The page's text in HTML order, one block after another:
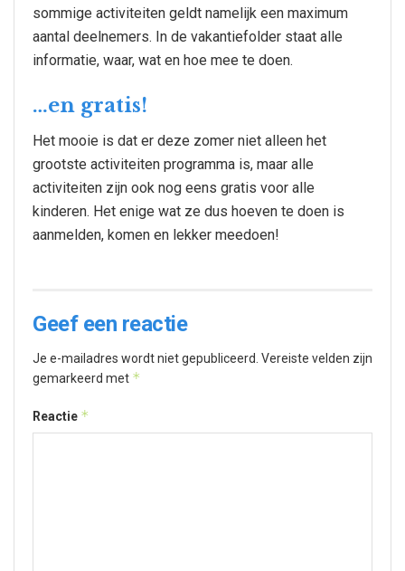
sommige activiteiten geldt namelijk een maximum
aantal deelnemers. In de vakantiefolder staat alle
informatie, waar, wat en hoe mee te doen.
…en gratis!
Het mooie is dat er deze zomer niet alleen het
grootste activiteiten programma is, maar alle
activiteiten zijn ook nog eens gratis voor alle
kinderen. Het enige wat ze dus hoeven te doen is
aanmelden, komen en lekker meedoen!
Geef een reactie
Je e-mailadres wordt niet gepubliceerd. Vereiste velden zijn
gemarkeerd met *
Reactie *